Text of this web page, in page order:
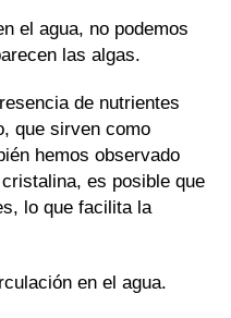
el agua, no podemos
las algas.
de nutrientes
que sirven como
hemos observado
es posible que
lo que facilita la
en el agua.